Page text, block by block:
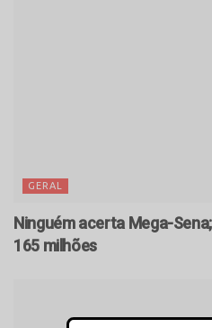
GERAL
Ninguém acerta Mega-
165 milhões